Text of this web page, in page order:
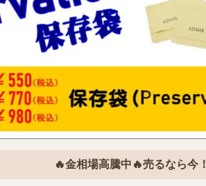
🔥金相場高騰中🔥売るなら今